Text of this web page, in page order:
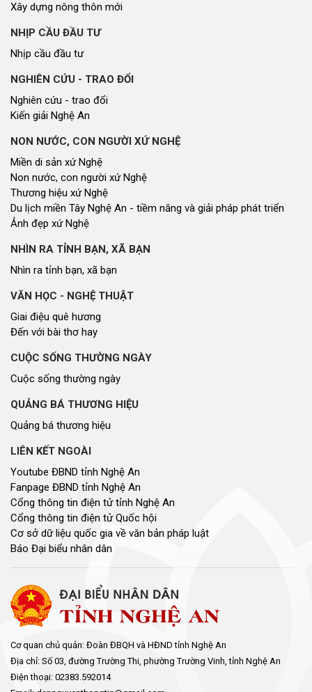
Xây dựng nông thôn mới
NHỊP CẦU ĐẦU TƯ
Nhịp cầu đầu tư
NGHIÊN CỨU - TRAO ĐỔI
Nghiên cứu - trao đổi
Kiến giải Nghệ An
NON NƯỚC, CON NGƯỜI XỨ NGHỆ
Miền di sản xứ Nghệ
Non nước, con người xứ Nghệ
Thương hiệu xứ Nghệ
Du lịch miền Tây Nghệ An - tiềm năng và giải pháp phát triển
Ảnh đẹp xứ Nghệ
NHÌN RA TỈNH BẠN, XÃ BẠN
Nhìn ra tỉnh bạn, xã bạn
VĂN HỌC - NGHỆ THUẬT
Giai điệu quê hương
Đến với bài thơ hay
CUỘC SỐNG THƯỜNG NGÀY
Cuộc sống thường ngày
QUẢNG BÁ THƯƠNG HIỆU
Quảng bá thương hiệu
LIÊN KẾT NGOÀI
Youtube ĐBND tỉnh Nghệ An
Fanpage ĐBND tỉnh Nghệ An
Cổng thông tin điện tử tỉnh Nghệ An
Cổng thông tin điện tử Quốc hội
Cơ sở dữ liệu quốc gia về văn bản pháp luật
Báo Đại biểu nhân dân
Cơ quan chủ quản: Đoàn ĐBQH và HĐND tỉnh Nghệ An
Địa chỉ: Số 03, đường Trường Thi, phường Trường Vinh, tỉnh Nghệ An
Điện thoại: 02383.592014